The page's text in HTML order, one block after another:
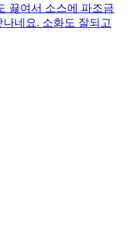
끓여서 소스에 파조금
네요. 소화도 잘되고